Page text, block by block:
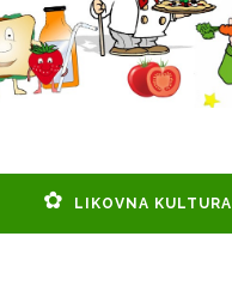
LIKOVNA KULTURA